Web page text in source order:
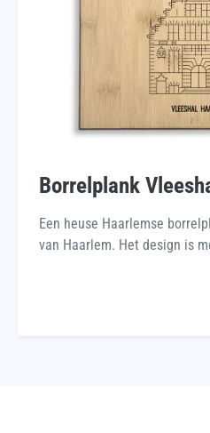
Borrelplank
Een heuse Haarlemse
van Haarlem. Het design is